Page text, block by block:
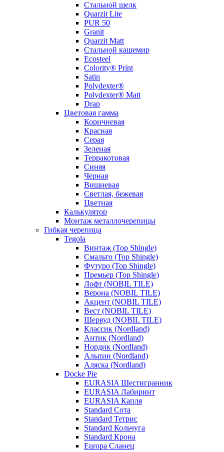
Стальной шелк
Quarzit Lite
PUR 50
Granit
Quarzit Matt
Стальной кашемир
Ecosteel
Colority® Print
Satin
Polydexter®
Polydexter® Matt
Drap
Цветовая гамма
Коричневая
Красная
Серая
Зеленая
Терракотовая
Синяя
Черная
Вишневая
Светлая, бежевая
Цветная
Калькулятор
Монтаж металлочерепицы
Гибкая черепица
Tegola
Винтаж (Top Shingle)
Смальто (Top Shingle)
Футуро (Top Shingle)
Премьер (Top Shingle)
Лофт (NOBIL TILE)
Верона (NOBIL TILE)
Акцент (NOBIL TILE)
Вест (NOBIL TILE)
Шервуд (NOBIL TILE)
Классик (Nordland)
Антик (Nordland)
Нордик (Nordland)
Альпин (Nordland)
Аляска (Nordland)
Docke Pie
EURASIA Шестигранник
EURASIA Лабиринт
EURASIA Капля
Standard Сота
Standard Тетрис
Standard Кольчуга
Standard Крона
Europa Сланец